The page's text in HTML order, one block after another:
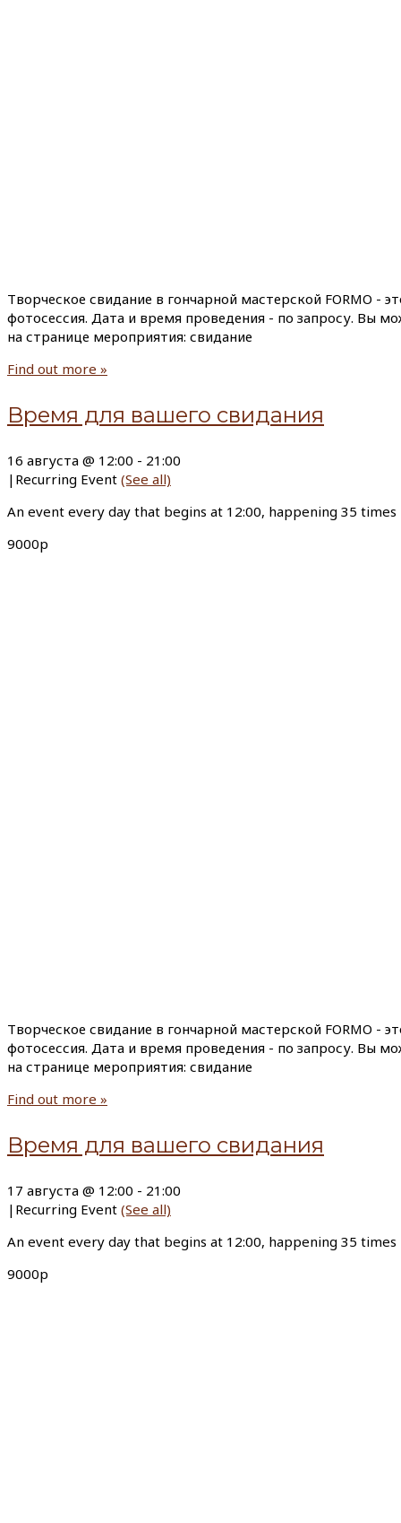
Творческое свидание в гончарной мастерской FORMO -
фотосессия. Дата и время проведения - по запросу. Вы
на странице мероприятия: свидание
Find out more »
Время для вашего свидания
16 августа @ 12:00 - 21:00
| Recurring Event (See all)
An event every day that begins at 12:00, happening 35 times
9000р
Творческое свидание в гончарной мастерской FORMO -
фотосессия. Дата и время проведения - по запросу. Вы
на странице мероприятия: свидание
Find out more »
Время для вашего свидания
17 августа @ 12:00 - 21:00
| Recurring Event (See all)
An event every day that begins at 12:00, happening 35 times
9000р